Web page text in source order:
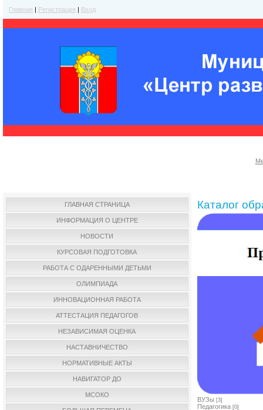
Главная | Регистрация | Вход
ГЛАВНАЯ СТРАНИЦА
ИНФОРМАЦИЯ О ЦЕНТРЕ
НОВОСТИ
КУРСОВАЯ ПОДГОТОВКА
РАБОТА С ОДАРЕННЫМИ ДЕТЬМИ
ОЛИМПИАДА
ИННОВАЦИОННАЯ РАБОТА
АТТЕСТАЦИЯ ПЕДАГОГОВ
НЕЗАВИСИМАЯ ОЦЕНКА
НАСТАВНИЧЕСТВО
НОРМАТИВНЫЕ АКТЫ
НАВИГАТОР ДО
МСОКО
Каталог
ВУЗы [3]
Педагогика [0]